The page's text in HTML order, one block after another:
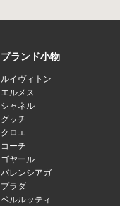
ブランド小物
ルイヴィトン
エルメス
シャネル
グッチ
クロエ
コーチ
ゴヤール
バレンシアガ
プラダ
ベルルッティ